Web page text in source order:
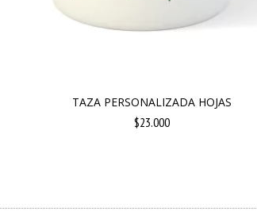
TAZA PERSONALIZADA HOJAS
$23.000